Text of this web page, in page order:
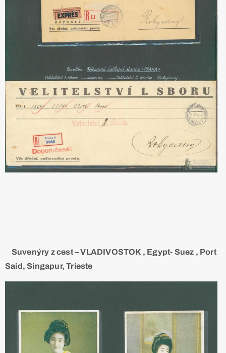
Suvenýry z cest – VLADIVOSTOK , Egypt- Suez , Port
Said, Singapur, Trieste